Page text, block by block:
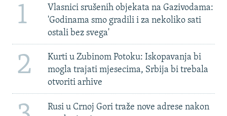
1
Vlasnici srušenih objekata na Gazivodama:
'Godinama smo gradili i za nekoliko sati
ostali bez svega'
2
Kurti u Zubinom Potoku: Iskopavanja bi
mogla trajati mjesecima, Srbija bi trebala
otvoriti arhive
Rusi u Crnoj Gori traže nove adrese nakon